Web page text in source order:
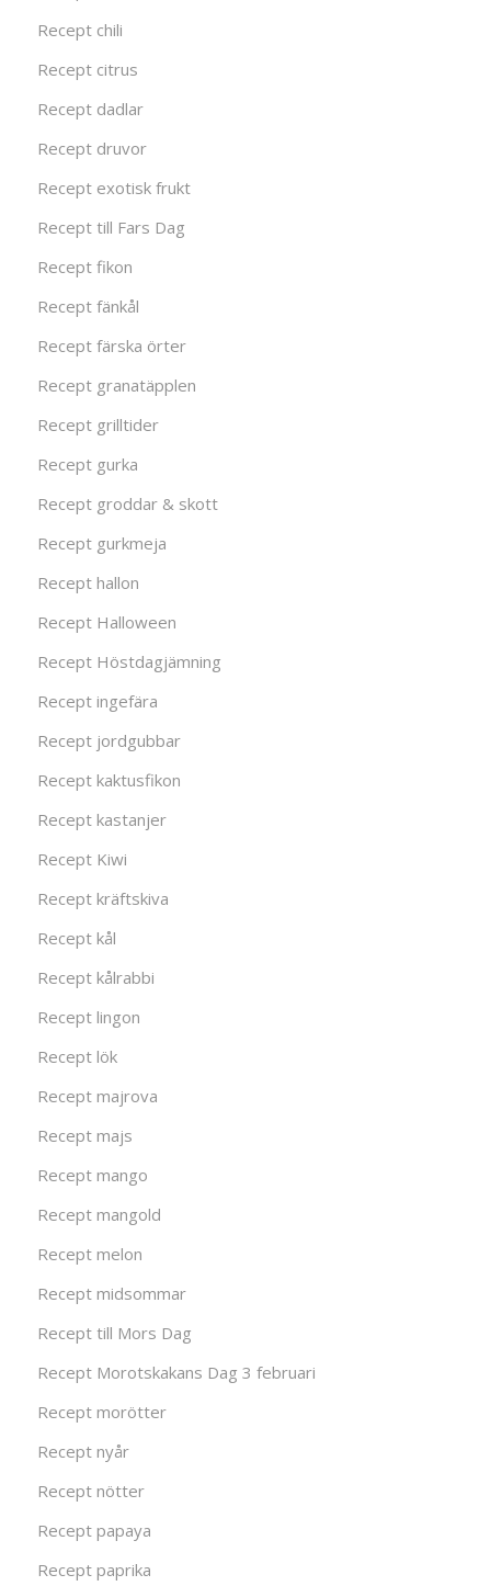
Recept chili
Recept citrus
Recept dadlar
Recept druvor
Recept exotisk frukt
Recept till Fars Dag
Recept fikon
Recept fänkål
Recept färska örter
Recept granatäpplen
Recept grilltider
Recept gurka
Recept groddar & skott
Recept gurkmeja
Recept hallon
Recept Halloween
Recept Höstdagjämning
Recept ingefära
Recept jordgubbar
Recept kaktusfikon
Recept kastanjer
Recept Kiwi
Recept kräftskiva
Recept kål
Recept kålrabbi
Recept lingon
Recept lök
Recept majrova
Recept majs
Recept mango
Recept mangold
Recept melon
Recept midsommar
Recept till Mors Dag
Recept Morotskakans Dag 3 februari
Recept morötter
Recept nyår
Recept nötter
Recept papaya
Recept paprika